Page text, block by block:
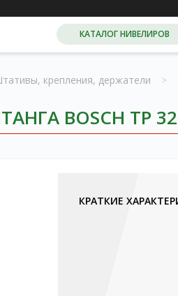
КАТАЛОГ НИВЕЛИРОВ
крепления, держатели >
BOSCH TP
КРАТКИЕ